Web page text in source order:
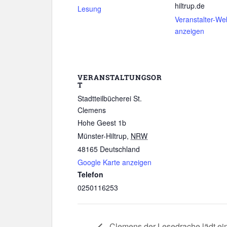
Lesung
hiltrup.de
Veranstalter-
anzeigen
VERANSTALTUNGSOR
T
Stadtteilbücherei St.
Clemens
Hohe Geest 1b
Münster-Hiltrup, NRW
48165 Deutschland
Google Karte anzeigen
Telefon
0250116253